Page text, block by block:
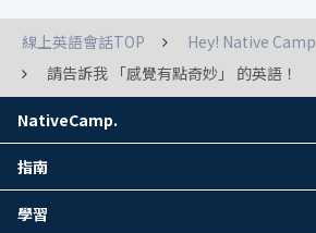
線上英語會話TOP
Hey! Native Camp
請告訴我 「感覺有點奇妙」 的英語！
NativeCamp.
指南
學習